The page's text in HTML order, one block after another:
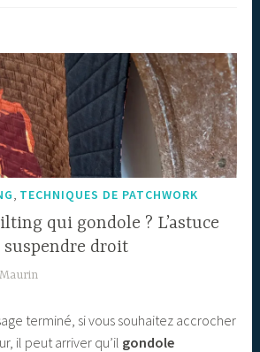
, TECHNIQUES DE PATCHWORK
qui gondole ? L’astuce
droit
terminé, si vous souhaitez accrocher
il peut arriver qu’il gondole